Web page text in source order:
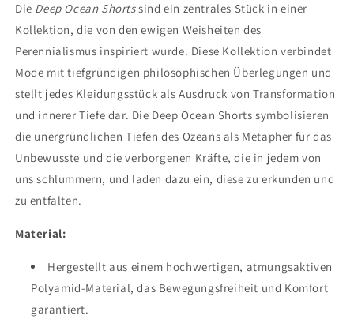
Die Deep Ocean Shortssind ein zentrales Stück in einer
Kollektion, die von den ewigen Weisheiten des
Perennialismus inspiriert wurde. Diese Kollektion verbindet
Mode mit tiefgründigen philosophischen Überlegungen und
stellt jedes Kleidungsstück als Ausdruck von Transformation
und innerer Tiefe dar. Die Deep Ocean Shorts symbolisieren
die unergründlichen Tiefen des Ozeans als Metapher für das
Unbewusste und die verborgenen Kräfte, die in jedem von
uns schlummern, und laden dazu ein, diese zu erkunden und
zu entfalten.
Material:
Hergestellt aus einem hochwertigen, atmungsaktiven
Polyamid-Material, das Bewegungsfreiheit und Komfort
garantiert.